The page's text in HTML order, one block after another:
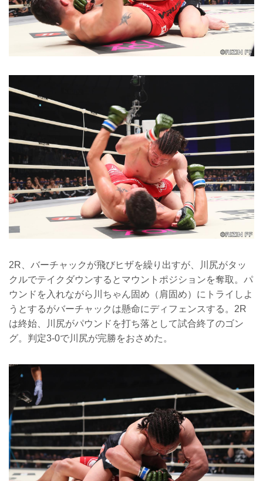
2R、バーチャックが飛びヒザを繰り出すが、川尻がタッ
クルでテイクダウンするとマウントポジションを奪取。パ
ウンドを入れながら川ちゃん固め（肩固め）にトライしよ
うとするがバーチャックは懸命にディフェンスする。2R
は終始、川尻がパウンドを打ち落として試合終了のゴン
グ。判定3-0で川尻が完勝をおさめた。